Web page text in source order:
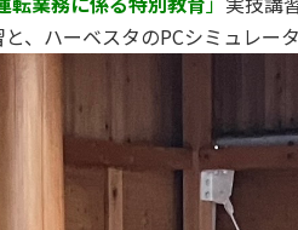
、ハーベスタのPCシミュレー